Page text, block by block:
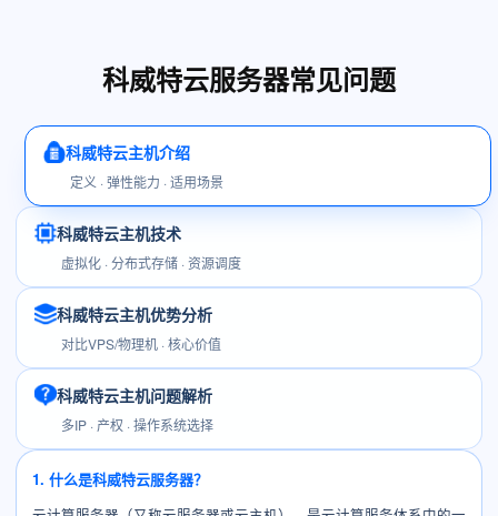
科威特云服务器常见问题
科威特云主机介绍
定义 · 弹性能力 · 适用场景
科威特云主机技术
虚拟化 · 分布式存储 · 资源调度
科威特云主机优势分析
对比VPS/物理机 · 核心价值
科威特云主机问题解析
多IP · 产权 · 操作系统选择
1. 什么是科威特云服务器？